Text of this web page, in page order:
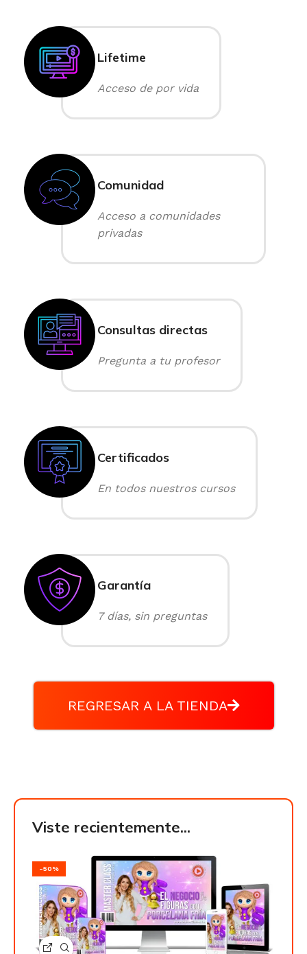
Lifetime
Acceso de por vida
Comunidad
Acceso a comunidades
privadas
Consultas directas
Pregunta a tu profesor
Certificados
En todos nuestros cursos
Garantía
7 días, sin preguntas
REGRESAR A LA TIENDA
Viste recientemente...
-50%